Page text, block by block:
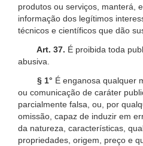
produtos ou serviços, manterá,
informação dos legítimos
técnicos e científicos que dão
Art. 37. É proibida toda
abusiva.
§ 1° É enganosa qualquer
ou comunicação de caráter
parcialmente falsa, ou, por
omissão, capaz de induzir em
da natureza, características,
propriedades, origem, preço e